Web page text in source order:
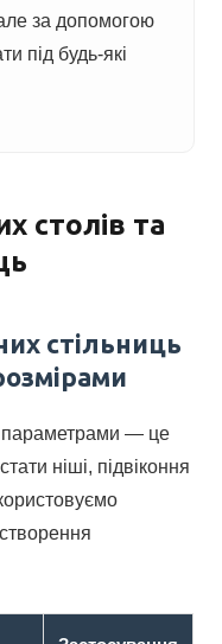
за допомогою
під будь-які
столів та
стільниць
параметрами — це
ніші, підвіконня